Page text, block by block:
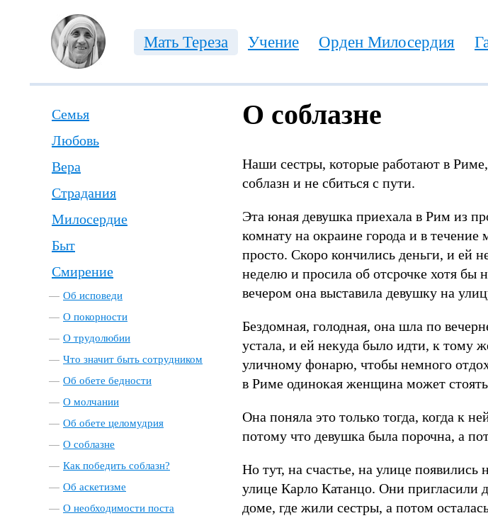
Мать Тереза Учение Орден Милосердия
Семья
Любовь
Вера
Страдания
Милосердие
Быт
Смирение
Об исповеди
О покорности
О трудолюбии
Что значит быть сотрудником
Об обете бедности
О молчании
Об обете целомудрия
О соблазне
Как победить соблазн?
Об аскетизме
О необходимости поста
О соблазне
Наши сестры, которые работают в
соблазн и не сбиться с пути.
Эта юная девушка приехала в Рим из
комнату на окраине города и в течение
просто. Скоро кончились деньги, и ей
неделю и просила об отсрочке хотя бы
вечером она выставила девушку на
Бездомная, голодная, она шла по
устала, и ей некуда было идти, к тому
уличному фонарю, чтобы немного
в Риме одинокая женщина может
Она поняла это только тогда, когда к
потому что девушка была порочна, а
Но тут, на счастье, на улице
улице Карло Катанцо. Они пригласили
доме, где жили сестры, а потом